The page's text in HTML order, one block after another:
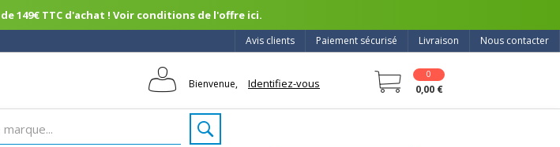
149€ TTC d'achat ! Voir conditions de l'offre ici.
Nous contacter
Livraison
Paiement sécurisé
Avis clients
Bienvenue, Identifiez-vous
0
0,00 €